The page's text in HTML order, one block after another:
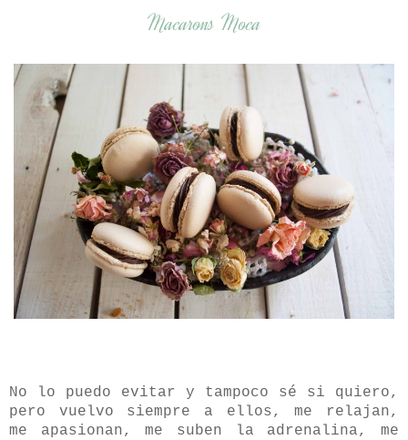
Macarons Moca
No lo puedo evitar y tampoco sé si quiero,
pero vuelvo siempre a ellos, me relajan,
me apasionan, me suben la adrenalina, me